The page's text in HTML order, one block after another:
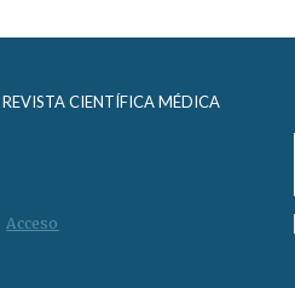
CIENTÍFICA MÉDICA
Acceso